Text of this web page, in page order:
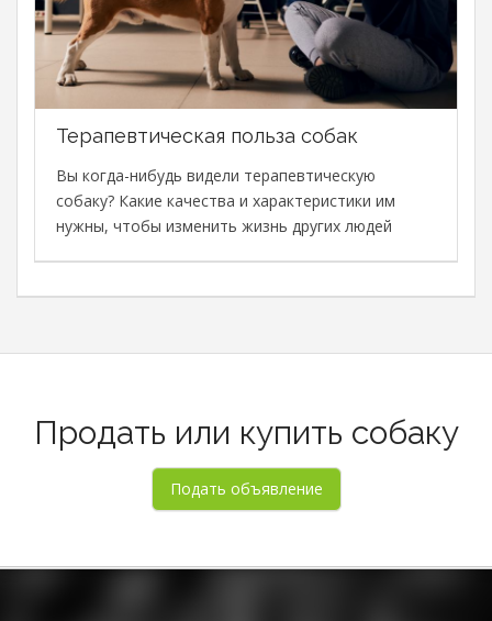
Терапевтическая польза собак
Вы когда-нибудь видели терапевтическую
собаку? Какие качества и характеристики им
нужны, чтобы изменить жизнь других людей
Продать или купить собаку